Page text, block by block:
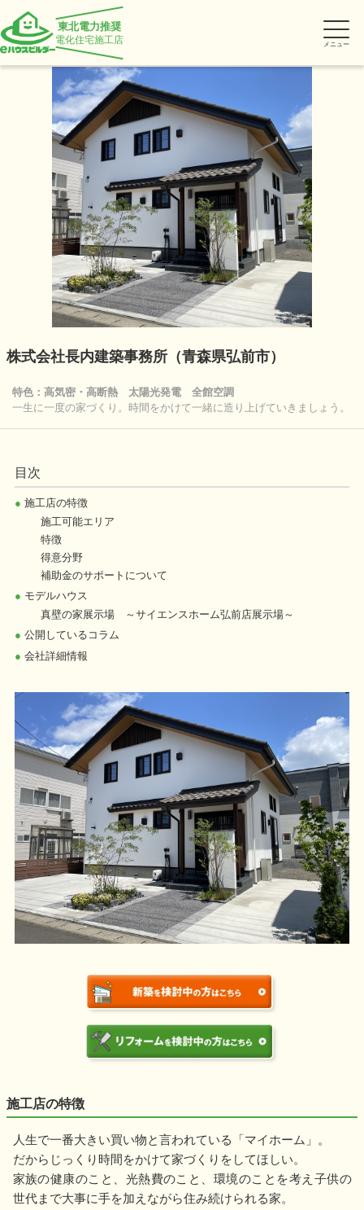
東北電力推奨
電化住宅施工店 メニュー
株式会社長内建築事務所（青森県弘前市）
特色：高気密・高断熱 太陽光発電 全館空調
一生に一度の家づくり。時間をかけて一緒に造り上げていきましょう。
目次
● 施工店の特徴
施工可能エリア
特徴
得意分野
補助金のサポートについて
● モデルハウス
真壁の家展示場 ～サイエンスホーム弘前店展示場～
● 公開しているコラム
● 会社詳細情報
施工店の特徴
人生で一番大きい買い物と言われている「マイホーム」。
だからじっくり時間をかけて家づくりをしてほしい。
家族の健康のこと、光熱費のこと、環境のことを考え子供の
世代まで大事に手を加えながら住み続けられる家。